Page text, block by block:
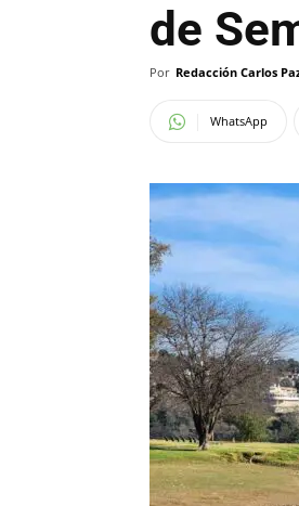
de
Por Redacción Carlos
WhatsApp